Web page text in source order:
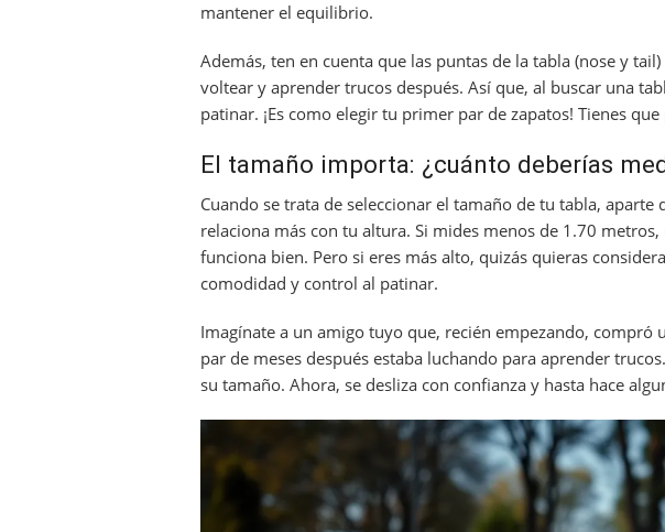
mantener el equilibrio.
Además, ten en cuenta que las puntas de la tabla (nose y
voltear y aprender trucos después. Así que, al buscar una
patinar. ¡Es como elegir tu primer par de zapatos! Tienes
El tamaño importa: ¿cuánto deberías
Cuando se trata de seleccionar el tamaño de tu tabla,
relaciona más con tu altura. Si mides menos de 1.70
funciona bien. Pero si eres más alto, quizás quieras
comodidad y control al patinar.
Imagínate a un amigo tuyo que, recién empezando,
par de meses después estaba luchando para aprender
su tamaño. Ahora, se desliza con confianza y hasta hace